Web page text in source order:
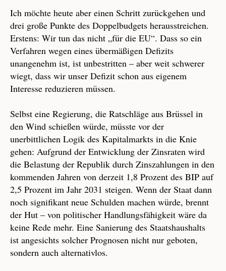
Ich möchte heute aber einen Schritt zurückgehen und
drei große Punkte des Doppelbudgets herausstreichen.
Erstens: Wir tun das nicht „für die EU“. Dass so ein
Verfahren wegen eines übermäßigen Defizits
unangenehm ist, ist unbestritten – aber weit schwerer
wiegt, dass wir unser Defizit schon aus eigenem
Interesse reduzieren müssen.
Selbst eine Regierung, die Ratschläge aus Brüssel in
den Wind schießen würde, müsste vor der
unerbittlichen Logik des Kapitalmarkts in die Knie
gehen: Aufgrund der Entwicklung der Zinsraten wird
die Belastung der Republik durch Zinszahlungen in den
kommenden Jahren von derzeit 1,8 Prozent des BIP auf
2,5 Prozent im Jahr 2031 steigen. Wenn der Staat dann
noch signifikant neue Schulden machen würde, brennt
der Hut – von politischer Handlungsfähigkeit wäre da
keine Rede mehr. Eine Sanierung des Staatshaushalts
ist angesichts solcher Prognosen nicht nur geboten,
sondern auch alternativlos.